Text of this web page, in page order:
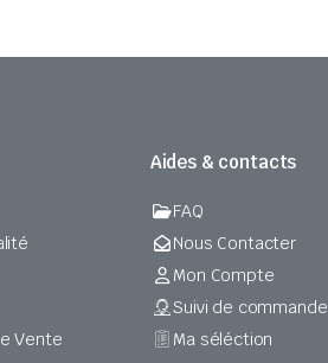
Vente
Aides & contacts
FAQ
Nous Contacter
Mon Compte
Suivi de commande
Ma séléction